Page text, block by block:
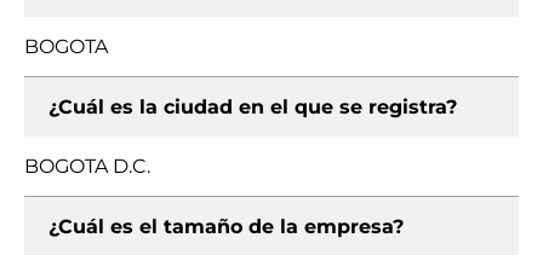
BOGOTA
¿Cuál es la ciudad en el que se registra?
BOGOTA D.C.
¿Cuál es el tamaño de la empresa?